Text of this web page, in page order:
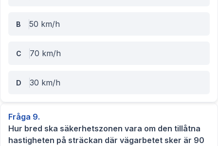
B 50 km/h
C 70 km/h
D 30 km/h
Fråga 9.
Hur bred ska säkerhetszonen vara om den tillåtna
hastigheten på sträckan där vägarbetet sker är 90